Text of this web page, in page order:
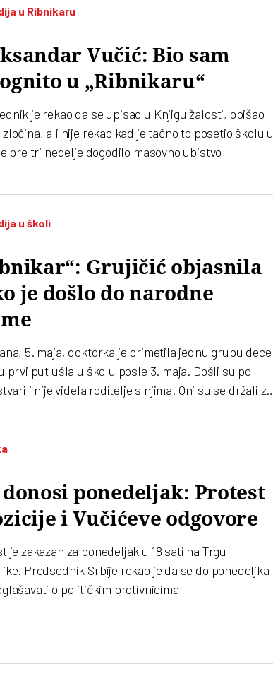
tadau Ribnikaru
Vučić: Bio sam
u „Ribnikaru“
je rekao da se upisao u Knjigu žalosti, obišao
zločina, ali nije rekao kad je tačno to posetio školu u
pre tri nedelje dogodilo masovno ubistvo
u školi
Grujičić objasnila
je došlo do narodne
5. maja, doktorka je primetila jednu grupu dece
prvi put ušla u školu posle 3. maja. Došli su po
i nije videla roditelje s njima. Oni su se držali za
rekla je ministarka
donosi ponedeljak: Protest
i Vučićeve odgovore
je zakazan za ponedeljak u 18 sati na Trgu
Predsednik Srbije rekao je da se do ponedeljka
o političkim protivnicima